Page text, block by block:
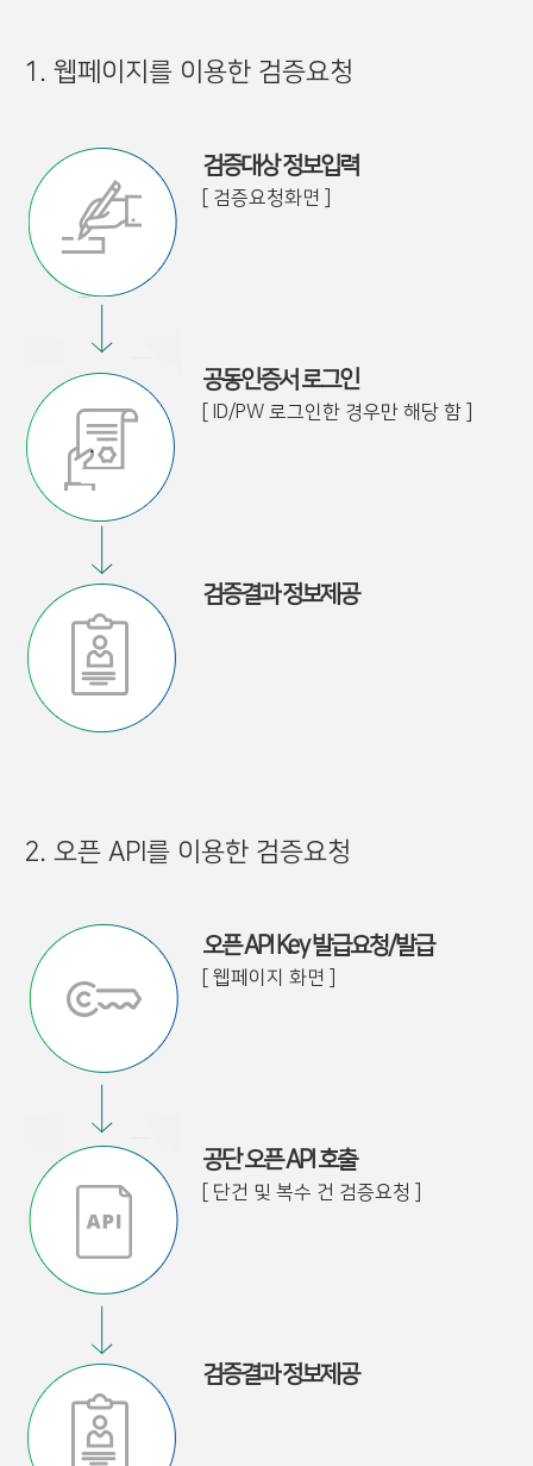
1. 웹페이지를 이용한 검증요청
검증대상 정보입력
[ 검증요청화면 ]
공동인증서 로그인
[ ID/PW 로그인한 경우만 해당 함 ]
검증결과 정보제공
2. 오픈 API를 이용한 검증요청
오픈 API Key 발급요청/발급
[ 웹페이지 화면 ]
공단 오픈 API 호출
[ 단건 및 복수 건 검증요청 ]
검증결과 정보제공